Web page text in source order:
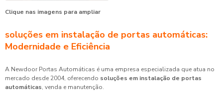
Clique nas imagens para ampliar
soluções em instalação de portas automáticas:
Modernidade e Eficiência
A Newdoor Portas Automáticas é uma empresa especializada que atua no
mercado desde 2004, oferecendo soluções em instalação de portas
automáticas, venda e manutenção.